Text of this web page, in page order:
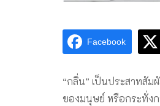
Facebook
“กลิ่น” เป็นประสาทสั
ของมนุษย์ หรือกระทั่งก